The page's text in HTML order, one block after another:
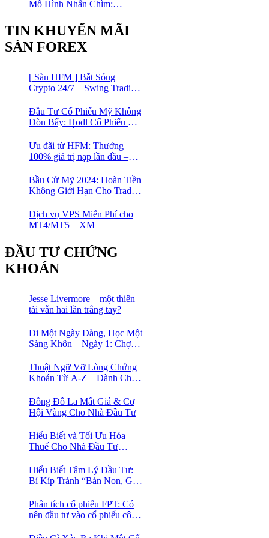
Mô Hình Nhấn Chìm:
Forex Đơn Giản Cho Mọi
Trader
TIN KHUYẾN MÃI
SÀN FOREX
[ Sàn HFM ] Bắt Sóng
Crypto 24/7 – Swing Trading
1:1000
Đầu Tư Cổ Phiếu Mỹ Không
Đòn Bẩy: Hodl Cổ Phiếu Mỹ
Nhuận Đều Đều | cổ phiếu
CFD
Ưu đãi từ HFM: Thưởng
100% giá trị nạp lần đầu –
Thị Trường Ngay!
Bầu Cử Mỹ 2024: Hoàn Tiền
Không Giới Hạn Cho Trader
Dịch vụ VPS Miễn Phí cho
MT4/MT5 – XM
ĐẦU TƯ CHỨNG
KHOÁN
Jesse Livermore – một thiên
tài vẫn hai lần trắng tay?
Đi Một Ngày Đàng, Học Một
Sàng Khôn – Ngày 1: Chợ
Thuật Ngữ Vỡ Lòng Chứng
Khoán Từ A-Z – Dành Cho
Đồng Đô La Mất Giá & Cơ
Hội Vàng Cho Nhà Đầu Tư
Hiểu Biết và Tối Ưu Hóa
Thuế Cho Nhà Đầu Tư
Hiểu Biết Tâm Lý Đầu Tư:
Bí Kíp Tránh “Bán Non, Giữ
Thị Trường Chứng Khoán
Phân tích cổ phiếu FPT: Có
nên đầu tư vào cổ phiếu công